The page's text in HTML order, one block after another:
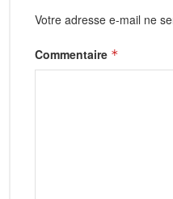
Votre adresse e-mail ne
Commentaire *